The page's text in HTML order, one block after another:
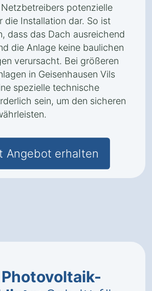
potenzielle
die Installation dar. So ist
dass das Dach ausreichend
die Anlage keine baulichen
verursacht. Bei größeren
in Geisenhausen Vils
spezielle technische
sein, um den sicheren
Angebot erhalten
Photovoltaik-